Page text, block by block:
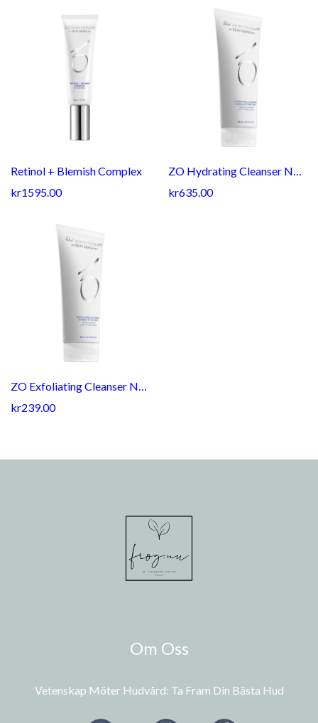
Retinol + Blemish Complex
kr1595.00
kr635.00
ZO Exfoliating Cleanser Normal to Oily Skin 200ml
kr239.00
Om Oss
Vetenskap Möter Hudvård: Ta Fram Din Bästa Hud